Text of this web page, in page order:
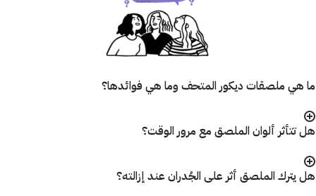
ما هي ملصقات ديكور المتحف وما هي فوائدها؟
هل تتأثر ألوان الملصق مع مرور الوقت؟
هل يترك الملصق أثر على الجُدران عند إزالته؟